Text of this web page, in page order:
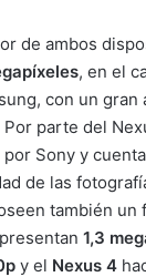
de ambos
, en el
con un gran
parte del
Sony y
de las
también un
1,3
y el Nexus 4